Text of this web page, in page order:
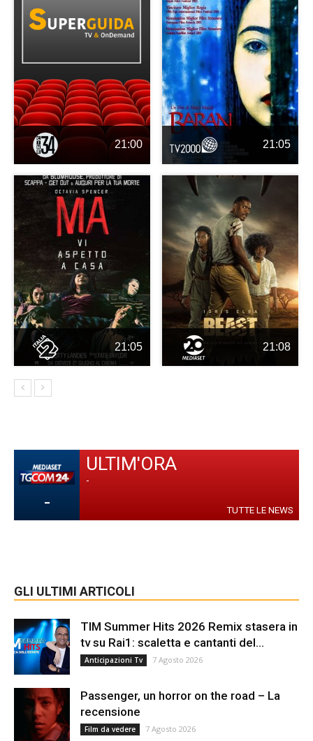
21:00 21:05
21:05 21:08
-
ULTIM'ORA
-
TUTTE LE NEWS
GLI ULTIMI ARTICOLI
TIM Summer Hits 2026 Remix stasera in
tv su Rai1: scaletta e cantanti del...
Anticipazioni Tv 7 Agosto 2026
Passenger, un horror on the road – La
recensione
Film da vedere 7 Agosto 2026